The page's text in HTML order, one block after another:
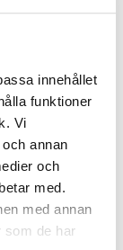
innehållet
funktioner
Vi
annan
och
med.
med annan
som de har
i
skapar en
En
litar på.
De